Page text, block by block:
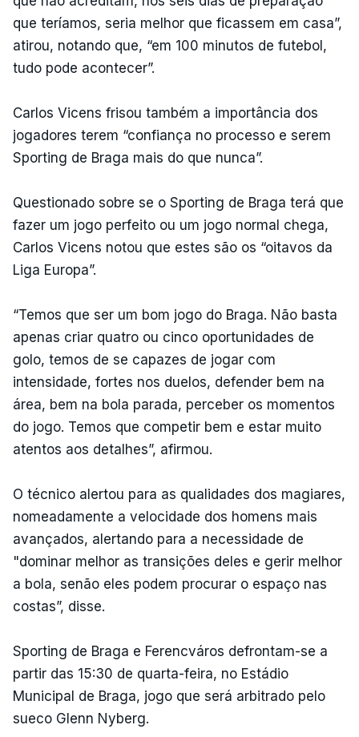
que teríamos, seria melhor que ficassem em casa”,
atirou, notando que, “em 100 minutos de futebol,
tudo pode acontecer”.
Carlos Vicens frisou também a importância dos
jogadores terem “confiança no processo e serem
Sporting de Braga mais do que nunca”.
Questionado sobre se o Sporting de Braga terá que
fazer um jogo perfeito ou um jogo normal chega,
Carlos Vicens notou que estes são os “oitavos da
Liga Europa”.
“Temos que ser um bom jogo do Braga. Não basta
apenas criar quatro ou cinco oportunidades de
golo, temos de se capazes de jogar com
intensidade, fortes nos duelos, defender bem na
área, bem na bola parada, perceber os momentos
do jogo. Temos que competir bem e estar muito
atentos aos detalhes”, afirmou.
O técnico alertou para as qualidades dos magiares,
nomeadamente a velocidade dos homens mais
avançados, alertando para a necessidade de
"dominar melhor as transições deles e gerir melhor
a bola, senão eles podem procurar o espaço nas
costas”, disse.
Sporting de Braga e Ferencváros defrontam-se a
partir das 15:30 de quarta-feira, no Estádio
Municipal de Braga, jogo que será arbitrado pelo
sueco Glenn Nyberg.